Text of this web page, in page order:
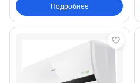
Подробнее